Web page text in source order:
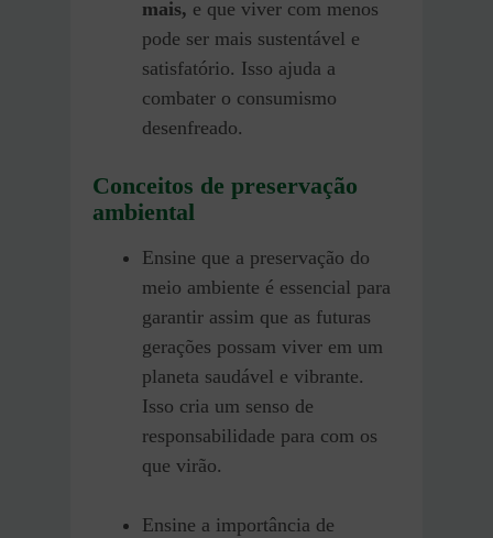
mais, e que viver com menos
pode ser mais sustentável e
satisfatório. Isso ajuda a
combater o consumismo
desenfreado.
Conceitos de preservação
ambiental
Ensine que a preservação do
meio ambiente é essencial para
garantir assim que as futuras
gerações possam viver em um
planeta saudável e vibrante.
Isso cria um senso de
responsabilidade para com os
que virão.
Ensine a importância de